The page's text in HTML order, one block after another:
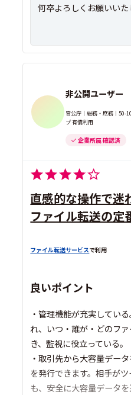
何卒よろしくお願いいた
非公開ユーザー
官公庁｜総務・庶務｜50-
プ 有償利用
企業所属 確認済
直感的な操作で迷
ファイル転送の定
ファイル転送サービスで利用
良いポイント
・管理機能が充実してい
れ、いつ・誰が・どのフ
き、監視に役立っている。
・取引先から大容量デー
を発行できます。相手が
も、安全に大容量データを